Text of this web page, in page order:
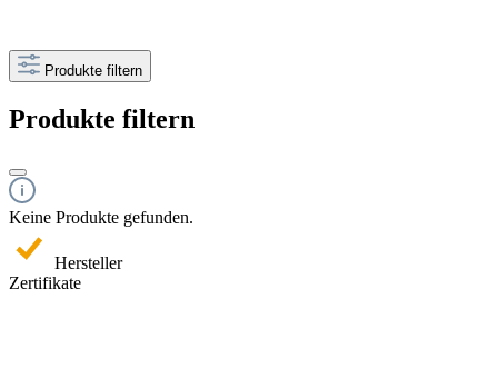
Produkte filtern
Produkte filtern
Keine Produkte gefunden.
Hersteller
Zertifikate